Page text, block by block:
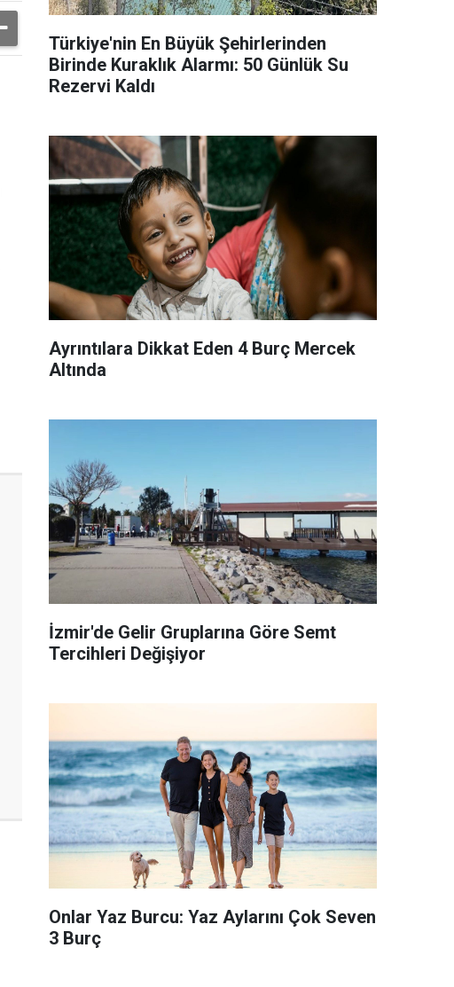
Türkiye'nin En Büyük Şehirlerinden
Birinde Kuraklık Alarmı: 50 Günlük Su
Rezervi Kaldı
Ayrıntılara Dikkat Eden 4 Burç Mercek
Altında
İzmir'de Gelir Gruplarına Göre Semt
Tercihleri Değişiyor
Onlar Yaz Burcu: Yaz Aylarını Çok Seven
3 Burç